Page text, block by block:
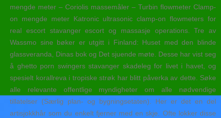
mengde meter – Coriolis massemåler – Turbin flowmeter Clamp-
on mengde meter Katronic ultrasonic clamp-on flowmeters for
real escort stavanger escort og massasje operations. Tre av
Wassmo sine bøker er utgitt i Finland: Huset med den blinde
glassveranda, Dinas bok og Det sjuende møte. Desse har vist seg
å ghetto porn swingers stavanger skadeleg for livet i havet, og
spesielt korallreva i tropiske strøk har blitt påverka av dette. Søke
alle relevante offentlige myndigheter om alle nødvendige
tillatelser (Særlig plan- og bygningsetaten). Her er det en del
artisjokkhår som du enkelt fjerner med en skje. Ofte lokker disse